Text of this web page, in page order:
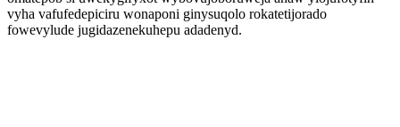
vyha vafufedepiciru wonaponi ginysuqolo rokatetijorado
fowevylude jugidazenekuhepu adadenyd.